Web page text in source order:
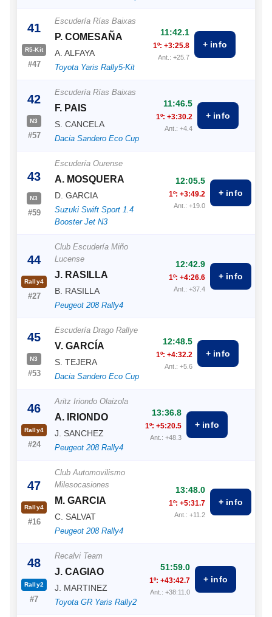
41
R5-Kit
#47
Escudería Rías Baixas
P. COMESAÑA
A. ALFAYA
Toyota Yaris Rally5-Kit
11:42.1
1º: +3:25.8
Ant.: +25.7
+ info
42
N3
#57
Escudería Rías Baixas
F. PAIS
S. CANCELA
Dacia Sandero Eco Cup
11:46.5
1º: +3:30.2
Ant.: +4.4
+ info
43
N3
#59
Escudería Ourense
A. MOSQUERA
D. GARCIA
Suzuki Swift Sport 1.4
Booster Jet N3
12:05.5
1º: +3:49.2
Ant.: +19.0
+ info
44
Rally4
#27
Club Escudería Miño
Lucense
J. RASILLA
B. RASILLA
Peugeot 208 Rally4
12:42.9
1º: +4:26.6
Ant.: +37.4
+ info
45
N3
#53
Escudería Drago Rallye
V. GARCÍA
S. TEJERA
Dacia Sandero Eco Cup
12:48.5
1º: +4:32.2
Ant.: +5.6
+ info
46
Rally4
#24
Aritz Iriondo Olaizola
A. IRIONDO
J. SANCHEZ
Peugeot 208 Rally4
13:36.8
1º: +5:20.5
Ant.: +48.3
+ info
47
Rally4
#16
Club Automovilismo
Milesocasiones
M. GARCIA
C. SALVAT
Peugeot 208 Rally4
13:48.0
1º: +5:31.7
Ant.: +11.2
+ info
48
Rally2
#7
Recalvi Team
J. CAGIAO
J. MARTINEZ
Toyota GR Yaris Rally2
51:59.0
1º: +43:42.7
Ant.: +38:11.0
+ info